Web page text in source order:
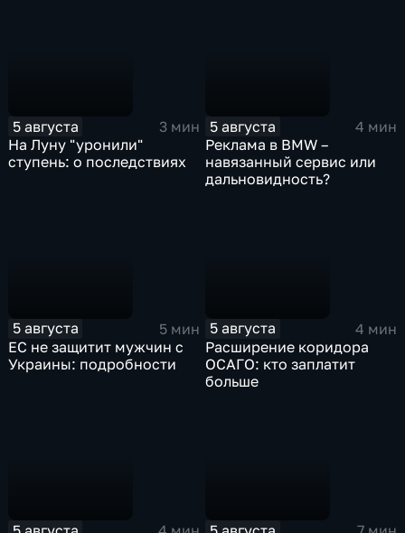
5 августа
3 мин
На Луну "уронили"
ступень: о последствиях
5 августа
4 мин
Реклама в BMW –
навязанный сервис или
дальновидность?
5 августа
5 мин
ЕС не защитит мужчин с
Украины: подробности
5 августа
4 мин
Расширение коридора
ОСАГО: кто заплатит
больше